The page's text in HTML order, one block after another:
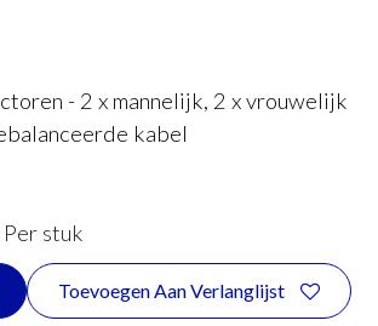
- 2 x mannelijk, 2 x vrouwelijk
kabel
Per stuk
Toevoegen Aan Verlanglijst